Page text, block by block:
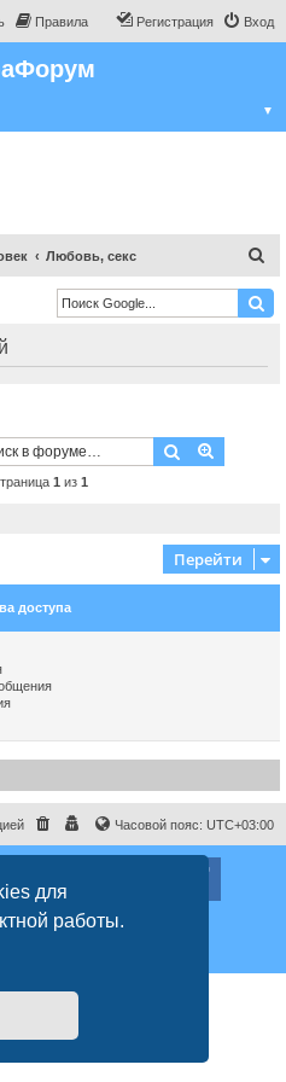
для
работы.
Правила Вход
Регистрация
▼
Любовь, секс
и
к
Поиск
1 из 1
Перейти
доступа
Часовой пояс: UTC+03:00
© phpBB Limited